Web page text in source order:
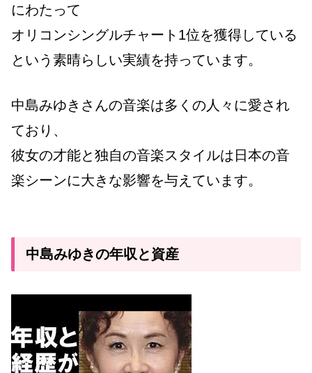
にわたって
オリコンシングルチャート1位を獲得している
という素晴らしい実績を持っています。
中島みゆきさんの音楽は多くの人々に愛され
ており、
彼女の才能と独自の音楽スタイルは日本の音
楽シーンに大きな影響を与えています。
中島みゆきの年収と資産